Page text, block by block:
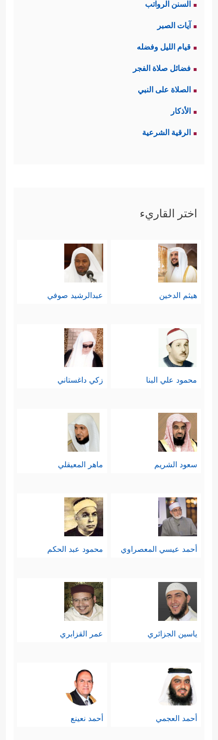
السنن الرواتب
آيات الصبر
قيام الليل وفضله
فضائل صلاة الفجر
الصلاة على النبي
الأذكار
الرقية الشرعية
اختر القاريء
هيثم الدخين عبدالرشيد صوفي
محمود علي البنا زكي داغستاني
سعود الشريم ماهر المعيقلي
أحمد عيسي المعصراوي محمود عبد الحكم
ياسين الجزائري عمر القزابري
أحمد العجمي أحمد نعينع